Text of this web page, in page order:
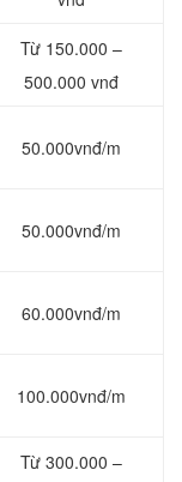
Từ 150.000 –
500.000 vnđ
50.000vnđ/m
50.000vnđ/m
60.000vnđ/m
100.000vnđ/m
Từ 300.000 –